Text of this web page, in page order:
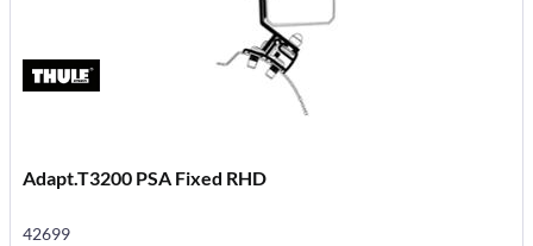
Adapt.T3200 PSA Fixed RHD
42699